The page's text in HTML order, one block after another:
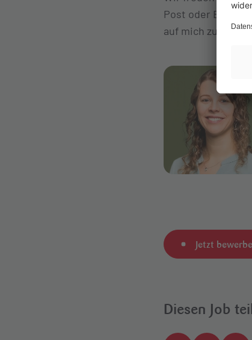
Post oder E-Mail
auf mich zu.
Jetzt
Diesen Job